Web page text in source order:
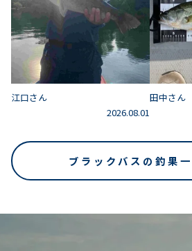
江口さん
2026.08.01
田中さん
ブラックバスの釣果